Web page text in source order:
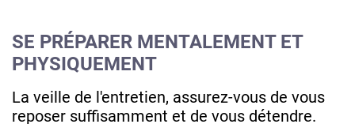
SE PRÉPARER MENTALEMENT ET
PHYSIQUEMENT
La veille de l'entretien, assurez-vous de vous
reposer suffisamment et de vous détendre.